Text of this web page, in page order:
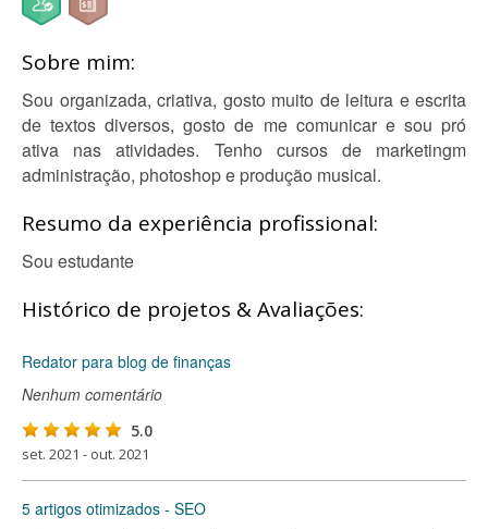
Sobre mim:
Sou organizada, criativa, gosto muito de leitura e escrita
de textos diversos, gosto de me comunicar e sou pró
ativa nas atividades. Tenho cursos de marketingm
administração, photoshop e produção musical.
Resumo da experiência profissional:
Sou estudante
Histórico de projetos & Avaliações:
Redator para blog de finanças
Nenhum comentário
5.0
set. 2021 - out. 2021
5 artigos otimizados - SEO